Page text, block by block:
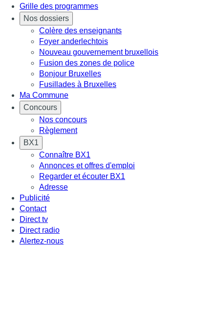
Grille des programmes
Nos dossiers
Colère des enseignants
Foyer anderlechtois
Nouveau gouvernement bruxellois
Fusion des zones de police
Bonjour Bruxelles
Fusillades à Bruxelles
Ma Commune
Concours
Nos concours
Règlement
BX1
Connaître BX1
Annonces et offres d'emploi
Regarder et écouter BX1
Adresse
Publicité
Contact
Direct tv
Direct radio
Alertez-nous